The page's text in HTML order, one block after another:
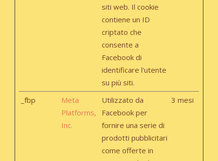
siti web. Il cookie
contiene un ID
criptato che
consente a
Facebook di
identificare l'utente
su più siti.
_fbp
Meta
Platforms,
Inc.
Utilizzato da
Facebook per
fornire una serie di
prodotti pubblicitari
come offerte in
3 mesi